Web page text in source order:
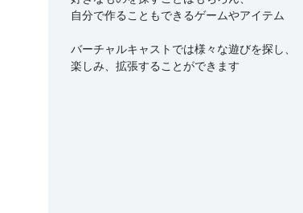
自分で作ることもできるゲームやアイテム
バーチャルキャストでは様々な遊びを探し、
楽しみ、拡張することができます